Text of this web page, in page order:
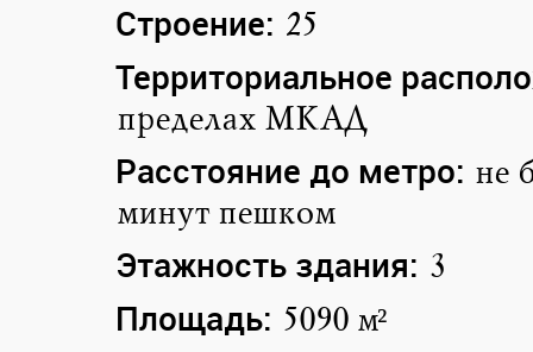
Строение: 25
Территориальное
пределах МКАД
Расстояние до метро: не
минут пешком
Этажность здания: 3
Площадь: 5090 м²